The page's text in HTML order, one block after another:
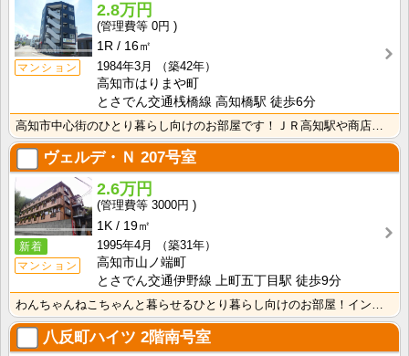
マンション
2.8万円
0円
1R
16㎡
1984年3月
（築42年）
高知市はりまや町
とさでん交通桟橋線 高知橋駅 徒歩6分
ヴェルデ・Ｎ 207号室
新着
マンション
2.6万円
3000円
1K
19㎡
1995年4月
（築31年）
高知市山ノ端町
とさでん交通伊野線 上町五丁目駅 徒歩9分
八反町ハイツ 2階南号室